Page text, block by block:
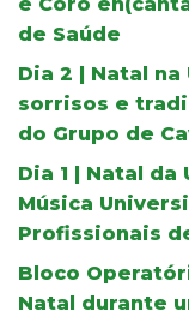
de Saúde
Dia 2 | Natal na
sorrisos e
do Grupo de
Dia 1 | Natal da
Música
Profissionais
Bloco
Natal durante